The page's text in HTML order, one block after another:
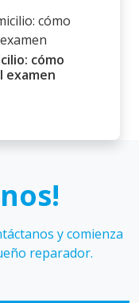
cómo
examen
y comienza
reparador.